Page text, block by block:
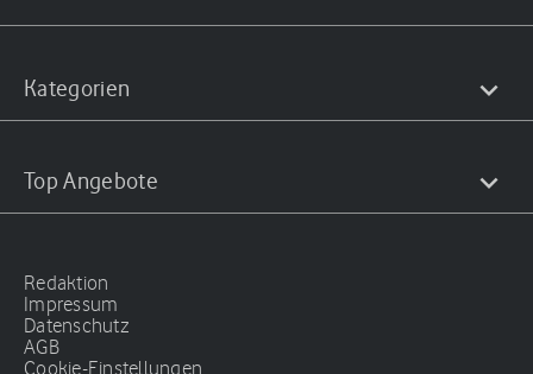
Kategorien
Top Angebote
Redaktion
Impressum
Datenschutz
AGB
Cookie-Einstellungen